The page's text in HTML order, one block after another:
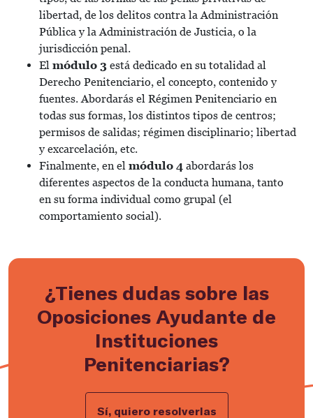
libertad, de los delitos contra la Administración
Pública y la Administración de Justicia, o la
jurisdicción penal.
El módulo 3 está dedicado en su totalidad al
Derecho Penitenciario, el concepto, contenido y
fuentes. Abordarás el Régimen Penitenciario en
todas sus formas, los distintos tipos de centros;
permisos de salidas; régimen disciplinario; libertad
y excarcelación, etc.
Finalmente, en el módulo 4 abordarás los
diferentes aspectos de la conducta humana, tanto
en su forma individual como grupal (el
comportamiento social).
¿Tienes dudas sobre las
Oposiciones Ayudante de
Instituciones
Penitenciarias?
Sí, quiero resolverlas